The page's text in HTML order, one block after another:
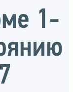
1-